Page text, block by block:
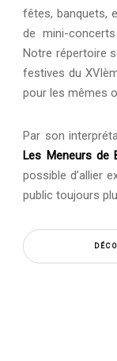
fêtes, banquets,
de mini-
Notre répertoire
festives du
pour les mêmes
Par son
Les Meneurs de
possible d’allier
public toujours